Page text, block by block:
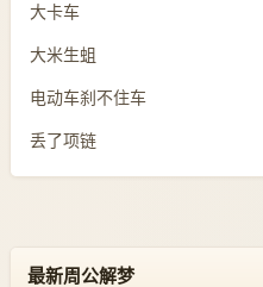
大卡车
大米生蛆
电动车刹不住车
丢了项链
最新周公解梦